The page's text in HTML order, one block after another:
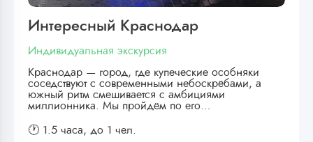
Интересный Краснодар
Индивидуальная экскурсия
Краснодар — город, где купеческие особняки
соседствуют с современными небоскрёбами, а
южный ритм смешивается с амбициями
миллионника. Мы пройдём по его…
🕐 1.5 часа, до 1 чел.